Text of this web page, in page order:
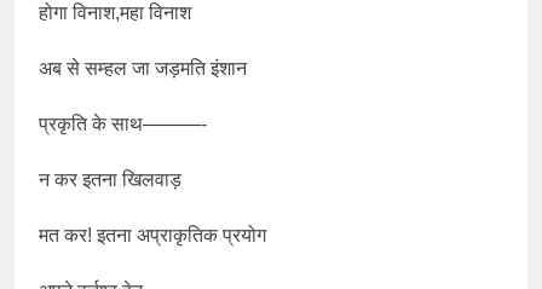
होगा विनाश,महा विनाश
अब से सम्हल जा जड़मति इंशान
प्रकृति के साथ———-
न कर इतना खिलवाड़
मत कर! इतना अप्राकृतिक प्रयोग